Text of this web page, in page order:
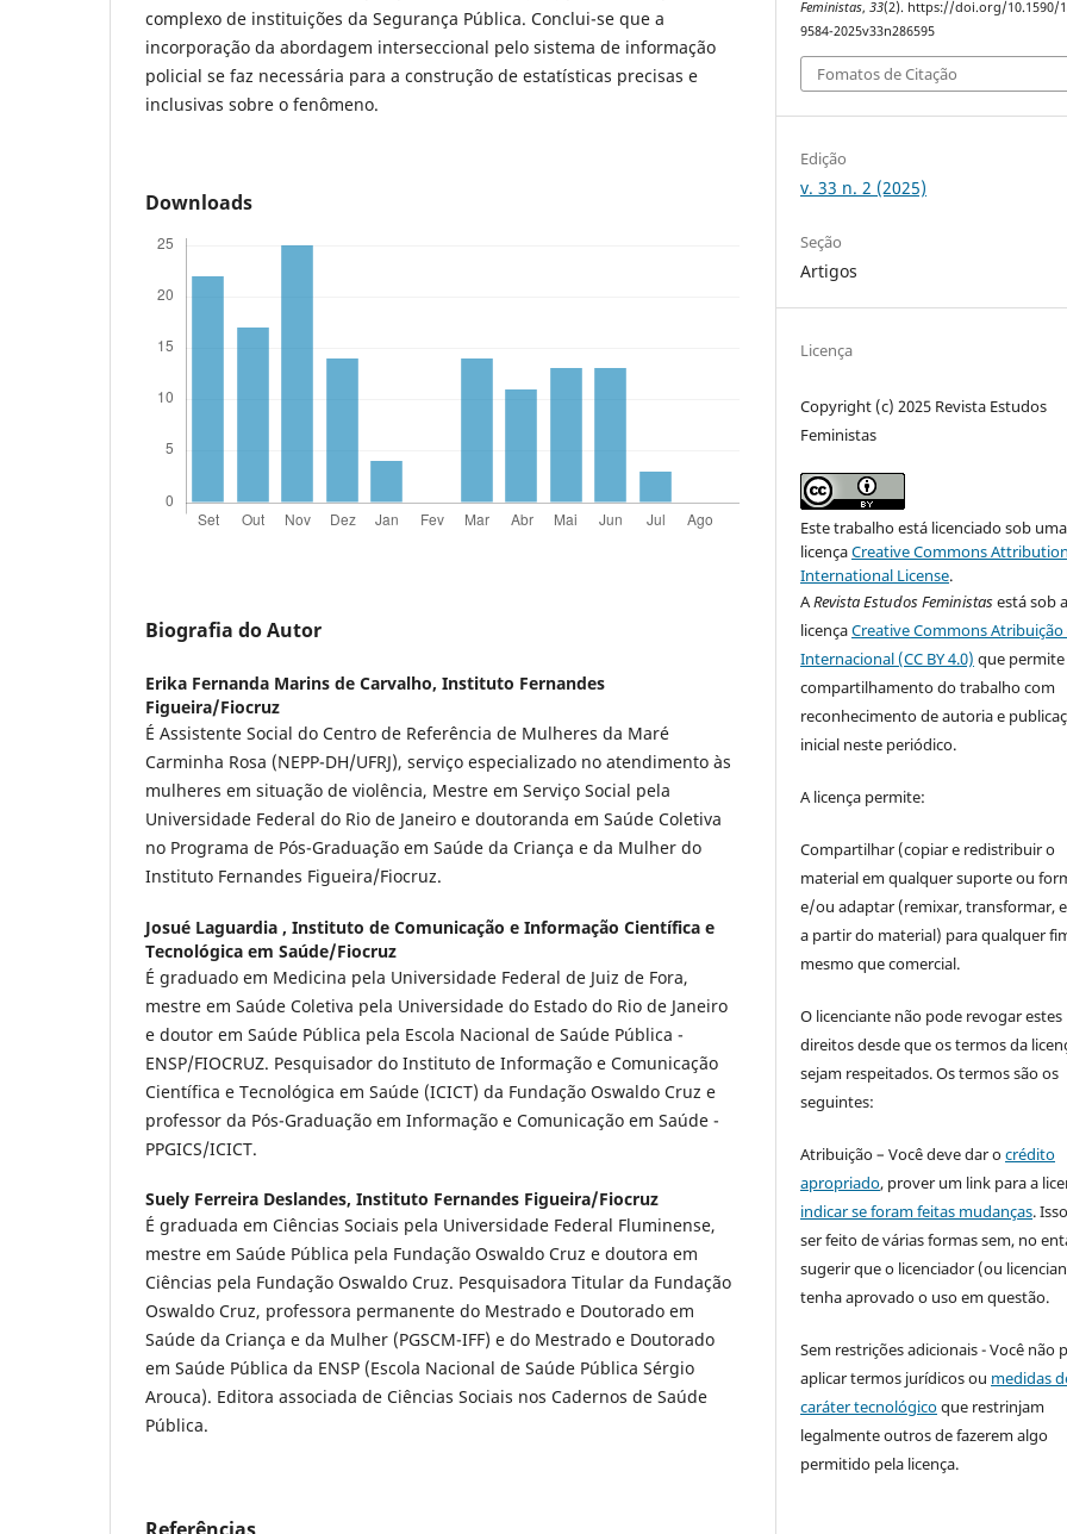
complexo de instituições da Segurança Pública. Conclui-se que a
incorporação da abordagem interseccional pelo sistema de informação
policial se faz necessária para a construção de estatísticas precisas e
inclusivas sobre o fenômeno.
Downloads
Biografia do Autor
Erika Fernanda Marins de Carvalho, Instituto Fernandes
Figueira/Fiocruz
É Assistente Social do Centro de Referência de Mulheres da Maré
Carminha Rosa (NEPP-DH/UFRJ), serviço especializado no atendimento às
mulheres em situação de violência, Mestre em Serviço Social pela
Universidade Federal do Rio de Janeiro e doutoranda em Saúde Coletiva
no Programa de Pós-Graduação em Saúde da Criança e da Mulher do
Instituto Fernandes Figueira/Fiocruz.
Josué Laguardia , Instituto de Comunicação e Informação Científica e
Tecnológica em Saúde/Fiocruz
É graduado em Medicina pela Universidade Federal de Juiz de Fora,
mestre em Saúde Coletiva pela Universidade do Estado do Rio de Janeiro
e doutor em Saúde Pública pela Escola Nacional de Saúde Pública -
ENSP/FIOCRUZ. Pesquisador do Instituto de Informação e Comunicação
Científica e Tecnológica em Saúde (ICICT) da Fundação Oswaldo Cruz e
professor da Pós-Graduação em Informação e Comunicação em Saúde -
PPGICS/ICICT.
Suely Ferreira Deslandes, Instituto Fernandes Figueira/Fiocruz
É graduada em Ciências Sociais pela Universidade Federal Fluminense,
mestre em Saúde Pública pela Fundação Oswaldo Cruz e doutora em
Ciências pela Fundação Oswaldo Cruz. Pesquisadora Titular da Fundação
Oswaldo Cruz, professora permanente do Mestrado e Doutorado em
Saúde da Criança e da Mulher (PGSCM-IFF) e do Mestrado e Doutorado
em Saúde Pública da ENSP (Escola Nacional de Saúde Pública Sérgio
Arouca). Editora associada de Ciências Sociais nos Cadernos de Saúde
Pública.
Referências
Feministas,33(2). https://doi.org/10.1590/
9584-2025v33n286595
Fomatos de Citação
Edição
v. 33 n. 2 (2025)
Seção
Artigos
Licença
Copyright (c) 2025 Revista Estudos
Feministas
Este trabalho está licenciado sob uma
licençaCreative Commons
International License.
ARevista Estudos Feministasestá sob a
licençaCreative Commons Atribuição
Internacional (CC BY 4.0) que
compartilhamento do trabalho com
reconhecimento de autoria e
inicial neste periódico.
A licença permite:
Compartilhar (copiar e redistribuir o
material em qualquer suporte ou
e/ou adaptar (remixar, transformar,
a partir do material) para qualquer
mesmo que comercial.
O licenciante não pode revogar estes
direitos desde que os termos da
sejam respeitados. Os termos são os
seguintes:
Atribuição – Você deve dar ocrédito
apropriado, prover um link para a
indicar se foram feitas mudanças.
ser feito de várias formas sem, no
sugerir que o licenciador (ou
tenha aprovado o uso em questão.
Sem restrições adicionais - Você não
aplicar termos jurídicos ou medidas
caráter tecnológicoque restrinjam
legalmente outros de fazerem algo
permitido pela licença.